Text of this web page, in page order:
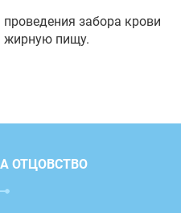
проведения забора крови
жирную пищу.
ОТЦОВСТВО